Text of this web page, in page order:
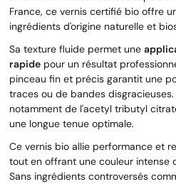
France, ce vernis certifié bio offre
ingrédients d'origine naturelle et
Sa texture fluide permet une
rapide pour un résultat
pinceau fin et précis garantit une
traces ou de bandes
notamment de l'acetyl tributyl
une longue tenue optimale.
Ce vernis bio allie performance et
tout en offrant une couleur intense
Sans ingrédients controversés